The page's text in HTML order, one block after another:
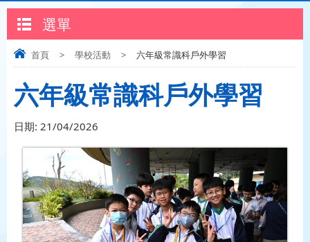
選單
首頁 > 學校活動 > 六年級常識科戶外學習
六年級常識科戶外學習
日期: 21/04/2026